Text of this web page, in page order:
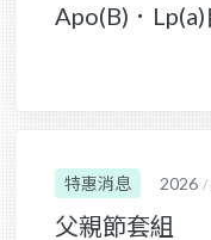
Apo(B)．
特惠消息 2026 /
父親節套組